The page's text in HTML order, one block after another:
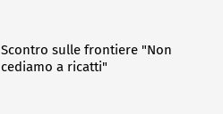
Scontro sulle frontiere "Non
cediamo a ricatti"